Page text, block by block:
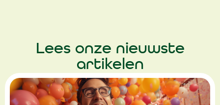
Lees onze nieuwste
artikelen